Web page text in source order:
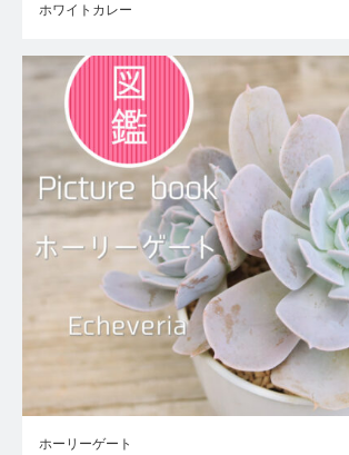
ホワイトカレー
ホーリーゲート